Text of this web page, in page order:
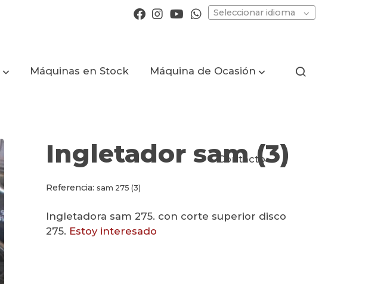
Seleccionar idioma
Máquinas en Stock Máquina de Ocasión
Contacto
Ingletador sam (3)
Referencia:sam 275 (3)
Ingletadora sam 275. con corte superior disco
275. Estoy interesado